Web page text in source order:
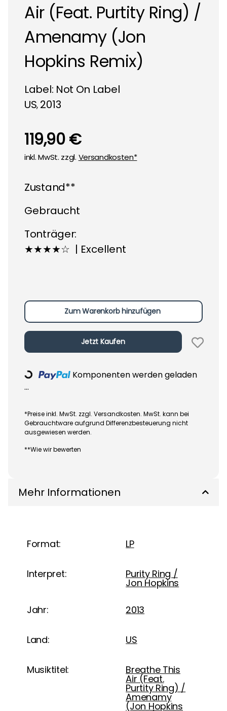
Air (Feat. Purtity Ring) /
Amenamy (Jon
Hopkins Remix)
Label: Not On Label
US, 2013
119,90 €
inkl. MwSt. zzgl. Versandkosten*
Zustand**
Gebraucht
Tonträger:
★★★★☆ | Excellent
Zum Warenkorb hinzufügen
Jetzt Kaufen
Loading...
Komponenten werden geladen
...
*Preise inkl. MwSt. zzgl. Versandkosten. MwSt. kann bei
Gebrauchtware aufgrund Differenzbesteuerung nicht
ausgewiesen werden.
**Wie wir bewerten
Mehr Informationen
Format: LP
Interpret: Purity Ring /
Jon Hopkins
Jahr: 2013
Land: US
Musiktitel: Breathe This
Air (Feat.
Purtity Ring) /
Amenamy
(Jon Hopkins